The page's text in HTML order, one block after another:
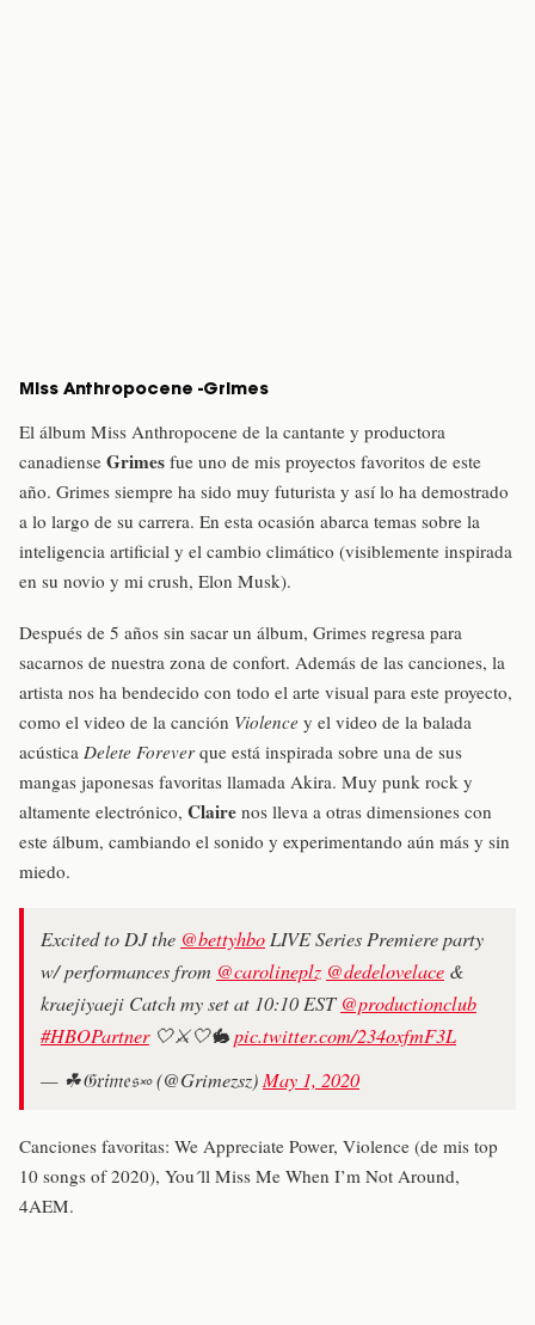
Miss Anthropocene -Grimes
El álbum Miss Anthropocene de la cantante y productora
canadiense Grimes fue uno de mis proyectos favoritos de este
año. Grimes siempre ha sido muy futurista y así lo ha demostrado
a lo largo de su carrera. En esta ocasión abarca temas sobre la
inteligencia artificial y el cambio climático (visiblemente inspirada
en su novio y mi crush, Elon Musk).
Después de 5 años sin sacar un álbum, Grimes regresa para
sacarnos de nuestra zona de confort. Además de las canciones, la
artista nos ha bendecido con todo el arte visual para este proyecto,
como el video de la canción Violence y el video de la balada
acústica Delete Foreverque está inspirada sobre una de sus
mangas japonesas favoritas llamada Akira. Muy punk rock y
altamente electrónico, Claire nos lleva a otras dimensiones con
este álbum, cambiando el sonido y experimentando aún más y sin
miedo.
Excited to DJ the @bettyhboLIVE Series Premiere party
w/ performances from @carolineplz @dedelovelace &
kraejiyaeji Catch my set at 10:10 EST@productionclub
#HBOPartner🤍⚔️🤍🐇pic.twitter.com/234oxfmF3L
— ☘︎𝔊𝔯𝔦𝔪𝔢𝔰࿎ (@Grimezsz) May 1, 2020
Canciones favoritas: We Appreciate Power, Violence (de mis top
10 songs of 2020), You´ll Miss Me When I’m Not Around,
4AEM.